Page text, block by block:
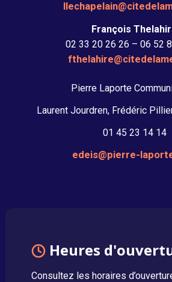
François
02 33 20 26 26 – 06 52
Pierre Laporte
Laurent Jourdren, Frédéric
01 45 23 14 14
edeis@pierre-
Heures
Consultez les horaires